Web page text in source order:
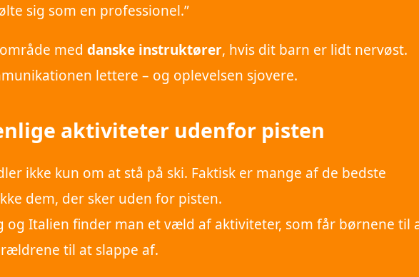
sig som en professionel.”
med danske instruktører, hvis dit barn er lidt nervøst.
lettere – og oplevelsen sjovere.
aktiviteter udenfor pisten
ikke kun om at stå på ski. Faktisk er mange af de bedste
dem, der sker uden for pisten.
og Italien finder man et væld af aktiviteter, som får børnene til
til at slappe af.